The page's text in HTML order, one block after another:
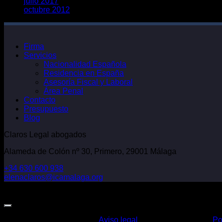
octubre 2012
Firma
Servicios
Nacionalidad Española
Residencia en España
Asesoría Fiscal y Laboral
Área Penal
Contacto
Presupuesto
Blog
Claros Legal abogados
Alameda de Colón nº 30, Primero, 29001 Málaga
+34 630 600 938
elenaclaros@icamalaga.org
Aviso legal